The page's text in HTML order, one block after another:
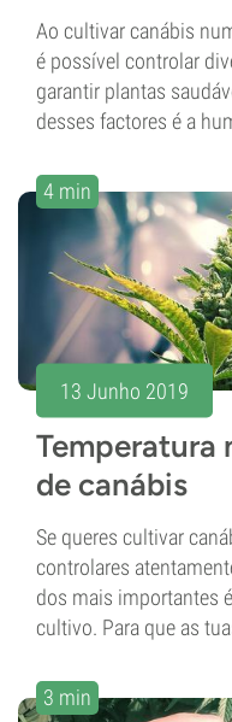
Ao cultivar canábis
é possível controlar
garantir plantas
desses factores é a
4 min
13 Junho 2019
Temperatura
de canábis
Se queres cultivar
controlares
dos mais importantes
cultivo. Para que as
3 min